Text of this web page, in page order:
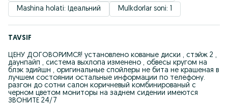
Mashina holati: Ідеальний
Mulkdorlar soni: 1
TAVSIF
ЦЕНУ ДОГОВОРИМСЯ! установлено кованые диски , стэйж 2 ,
даунпайп , система выхлопа изменено , обвесы кругом на
блэк эдийшн , оригинальные спойлеры не бита не крашеная в
лучшем состоянии остальные информации по телефону.
разгон до сотни салон коричневый комбинированый с
черном цветом мониторы на заднем сидении имеются
ЗВОНИТЕ 24/7